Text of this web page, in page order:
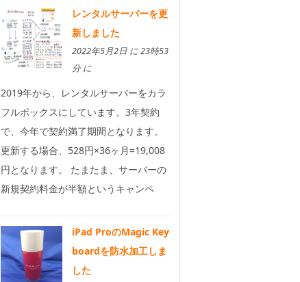
レンタルサーバーを更
新しました
2022年5月2日 に 23時53
分 に
2019年から、レンタルサーバーをカラ
フルボックスにしています。3年契約
で、今年で契約満了期間となります。
更新する場合、528円×36ヶ月=19,008
円となります。 たまたま、サーバーの
新規契約料金が半額というキャンペ
iPad ProのMagic Key
boardを防水加工しま
した